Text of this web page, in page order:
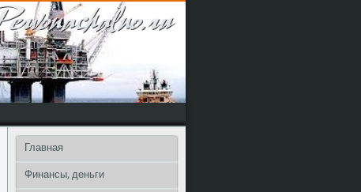
Главная
Финансы, деньги